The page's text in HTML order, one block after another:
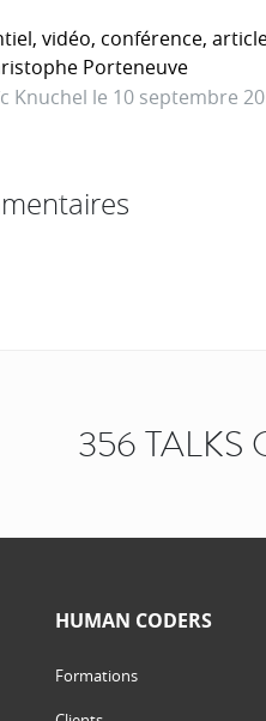
vidéo, conférence,
Porteneuve
Knuchel le 10 septembre
356 TALKS
HUMAN CODERS
Formations